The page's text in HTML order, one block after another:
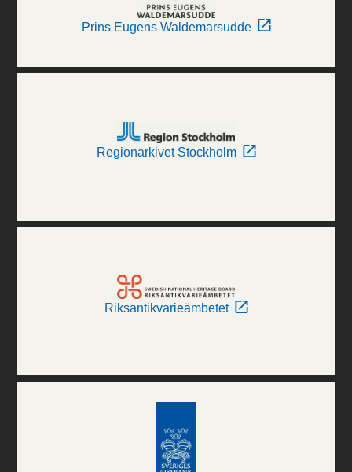
Prins Eugens Waldemarsudde
Regionarkivet Stockholm
Riksantikvarieämbetet